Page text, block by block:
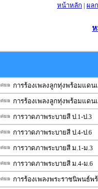
หน้าหลัก | ผล
การร้องเพลงลูกทุ่งพร้อมแดน
การร้องเพลงลูกทุ่งพร้อมแด
การวาดภาพระบายสี ป.1-ป.3
การวาดภาพระบายสี ป.4-ป.6
การวาดภาพระบายสี ม.1-ม.3
การวาดภาพระบายสี ม.4-ม.6
การร้องเพลงพระราชนิพนธ์พ